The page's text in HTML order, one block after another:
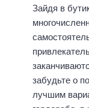
Зайдя в
забудьте о
лучшим